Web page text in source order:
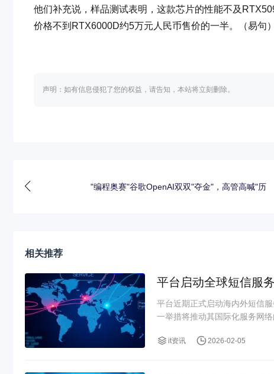
他们补充说，样品测试表明，这款芯片的性能不及
价格不到RTX6000D约5万元人民币售价的一半。（易句）
声明：如有信息侵犯了您的权益，请告知，本站将立刻删除。
"编程奥赛"谷歌OpenAI双双"夺金"，高管高喊"历
相关推荐
平台启动全球短信服
平台近期正式启动海内外短信
一举措将推动其国际化服务网
it资讯 2026-02-05